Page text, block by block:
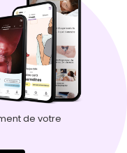
de votre